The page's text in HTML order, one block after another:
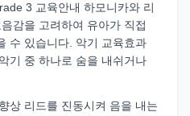
3 교육안내 하모니카와 리
감을 고려하여 유아가 직접
수 있습니다. 악기 교육효과
기 중 하나로 숨을 내쉬거나
상 리드를 진동시켜 음을 내는